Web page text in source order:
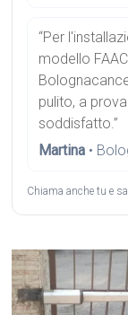
“Per
modello
pulito, a
soddisfatto.”
Martina •
Chiama anche tu e